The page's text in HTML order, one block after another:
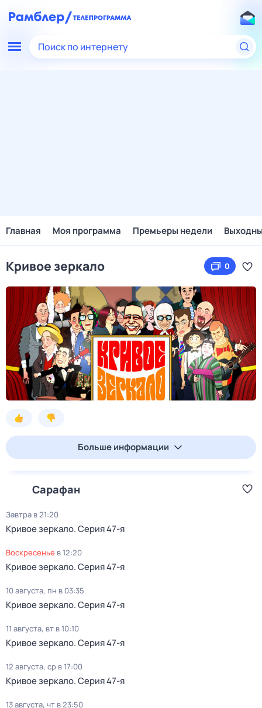
Поиск по интернету
Главная Моя программа Премьеры недели
Кривое зеркало 0
Больше информации
Сарафан
Завтра в 21:20
Кривое зеркало. Серия 47-я
воскресенье в12:20
Кривое зеркало. Серия 47-я
10 августа, пн в 03:35
Кривое зеркало. Серия 47-я
11 августа, вт в 10:10
Кривое зеркало. Серия 47-я
12 августа, ср в 17:00
Кривое зеркало. Серия 47-я
13 августа, чт в 23:50